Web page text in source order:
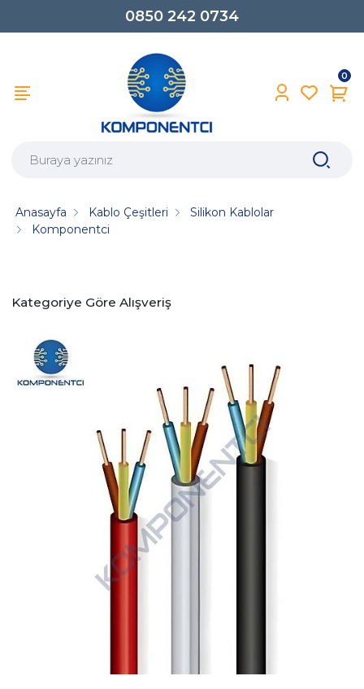
0850 242 0734
0
Anasayfa Kablo Çeşitleri
Silikon Kablolar
Komponentci
Kategoriye Göre Alışveriş